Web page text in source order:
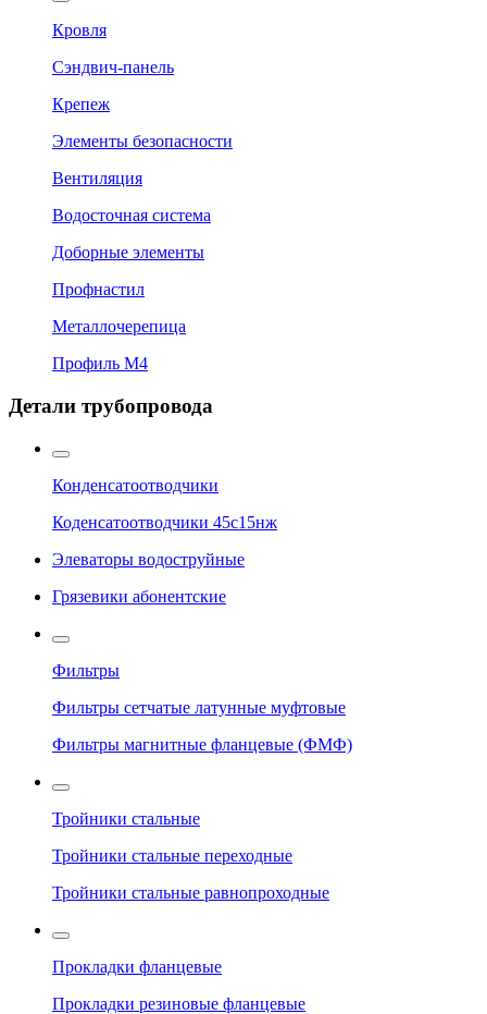
Кровля
Сэндвич-панель
Крепеж
Элементы безопасности
Вентиляция
Водосточная система
Доборные элементы
Профнастил
Металлочерепица
Профиль М4
Детали трубопровода
Конденсатоотводчики
Коденсатоотводчики 45с15нж
Элеваторы водоструйные
Грязевики абонентские
Фильтры
Фильтры сетчатые латунные муфтовые
Фильтры магнитные фланцевые (ФМФ)
Тройники стальные
Тройники стальные переходные
Тройники стальные равнопроходные
Прокладки фланцевые
Прокладки резиновые фланцевые